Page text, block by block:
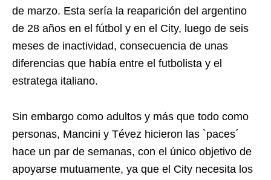
de marzo. Esta sería la reaparición del argentino
de 28 años en el fútbol y en el City, luego de seis
meses de inactividad, consecuencia de unas
diferencias que había entre el futbolista y el
estratega italiano.
Sin embargo como adultos y más que todo como
personas, Mancini y Tévez hicieron las `paces´
hace un par de semanas, con el único objetivo de
apoyarse mutuamente, ya que el City necesita los